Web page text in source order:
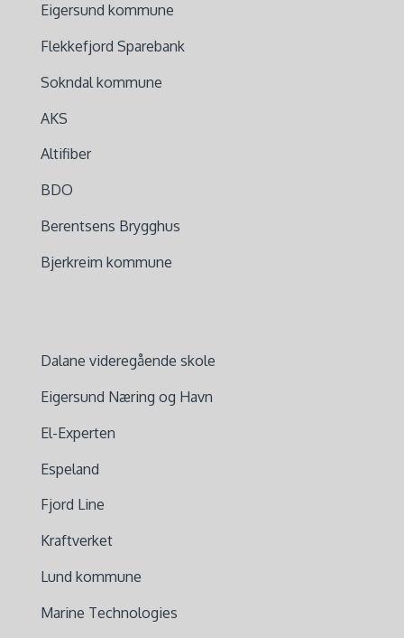
Eigersund kommune
Flekkefjord Sparebank
Sokndal kommune
AKS
Altifiber
BDO
Berentsens Brygghus
Bjerkreim kommune
Dalane videregående skole
Eigersund Næring og Havn
El-Experten
Espeland
Fjord Line
Kraftverket
Lund kommune
Marine Technologies